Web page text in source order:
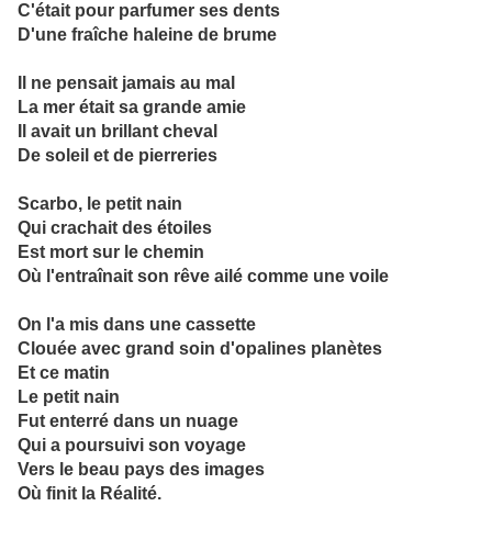
C'était pour parfumer ses dents
D'une fraîche haleine de brume
Il ne pensait jamais au mal
La mer était sa grande amie
Il avait un brillant cheval
De soleil et de pierreries
Scarbo, le petit nain
Qui crachait des étoiles
Est mort sur le chemin
Où l'entraînait son rêve ailé comme une voile
On l'a mis dans une cassette
Clouée avec grand soin d'opalines planètes
Et ce matin
Le petit nain
Fut enterré dans un nuage
Qui a poursuivi son voyage
Vers le beau pays des images
Où finit la Réalité.